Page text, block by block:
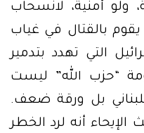
ولو أمنية، لانسحاب
يقوم بالقتال في غياب
التي تهدد بتدمير
“حزب الله” ليست
بل ورقة ضعف.
أنه لرد الخطر